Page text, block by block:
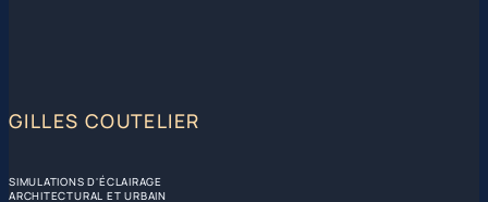
GILLES COUTELIER
SIMULATIONS D'ÉCLAIRAGE
ARCHITECTURAL ET URBAIN